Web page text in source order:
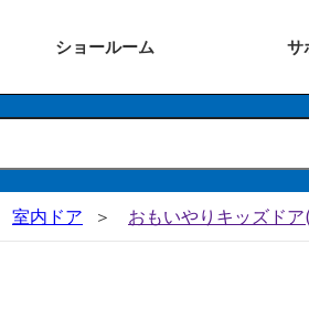
ショールーム サ
室内ドア おもいやりキッズド